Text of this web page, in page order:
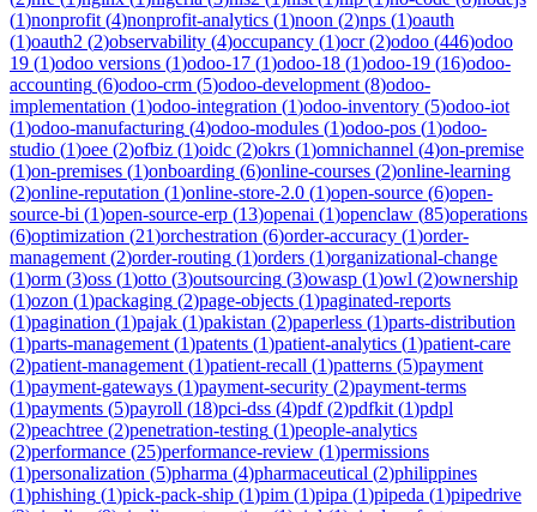
(1)nonprofit (4)nonprofit-analytics (1)noon (2)nps (1)oauth
(1)oauth2 (2)observability (4)occupancy (1)ocr(2)odoo (446)odoo
19 (1)odoo versions (1)odoo-17 (1)odoo-18 (1)odoo-19 (16)odoo-
accounting (6)odoo-crm (5)odoo-development (8)odoo-
implementation (1)odoo-integration (1)odoo-inventory (5)odoo-iot
(1)odoo-manufacturing (4)odoo-modules (1)odoo-pos (1)odoo-
studio (1)oee (2)ofbiz (1)oidc (2)okrs (1)omnichannel (4)on-premise
(1)on-premises (1)onboarding (6)online-courses (2)online-learning
(2)online-reputation (1)online-store-2.0 (1)open-source (6)open-
source-bi (1)open-source-erp (13)openai (1)openclaw (85)operations
(6)optimization (21)orchestration (6)order-accuracy (1)order-
management (2)order-routing (1)orders (1)organizational-change
(1)orm (3)oss (1)otto (3)outsourcing (3)owasp (1)owl (2)ownership
(1)ozon (1)packaging (2)page-objects (1)paginated-reports
(1)pagination (1)pajak (1)pakistan (2)paperless (1)parts-distribution
(1)parts-management (1)patents (1)patient-analytics (1)patient-care
(2)patient-management (1)patient-recall (1)patterns (5)payment
(1)payment-gateways (1)payment-security (2)payment-terms
(1)payments (5)payroll (18)pci-dss (4)pdf(2)pdfkit (1)pdpl
(2)peachtree (2)penetration-testing (1)people-analytics
(2)performance (25)performance-review (1)permissions
(1)personalization (5)pharma (4)pharmaceutical (2)philippines
(1)phishing (1)pick-pack-ship (1)pim (1)pipa (1)pipeda (1)pipedrive